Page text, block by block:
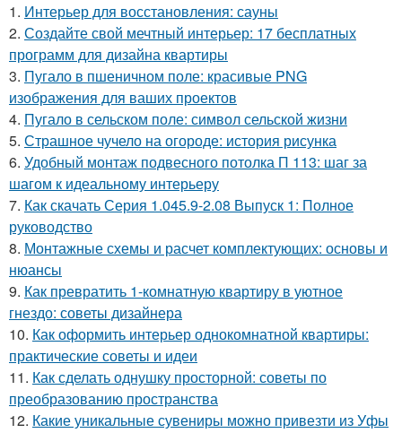
1. Интерьер для восстановления: сауны
2. Создайте свой мечтный интерьер: 17 бесплатных
программ для дизайна квартиры
3. Пугало в пшеничном поле: красивые PNG
изображения для ваших проектов
4. Пугало в сельском поле: символ сельской жизни
5. Страшное чучело на огороде: история рисунка
6. Удобный монтаж подвесного потолка П 113: шаг за
шагом к идеальному интерьеру
7. Как скачать Серия 1.045.9-2.08 Выпуск 1: Полное
руководство
8. Монтажные схемы и расчет комплектующих: основы и
нюансы
9. Как превратить 1-комнатную квартиру в уютное
гнездо: советы дизайнера
10. Как оформить интерьер однокомнатной квартиры:
практические советы и идеи
11. Как сделать однушку просторной: советы по
преобразованию пространства
12. Какие уникальные сувениры можно привезти из Уфы